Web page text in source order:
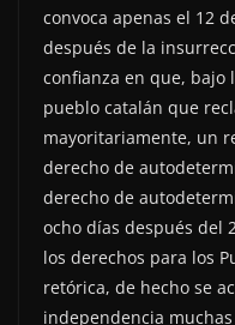
convoca apenas el 12
después de la
confianza en que, bajo
pueblo catalán que
mayoritariamente, un
derecho de
derecho de
ocho días después del
los derechos para los
retórica, de hecho se
independencia